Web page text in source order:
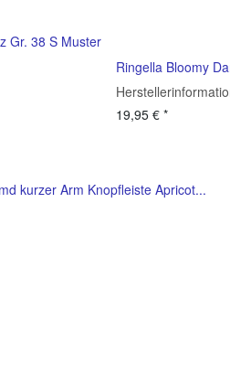
Gr. 38 S Muster
Ringella Bloomy
19,95 € *